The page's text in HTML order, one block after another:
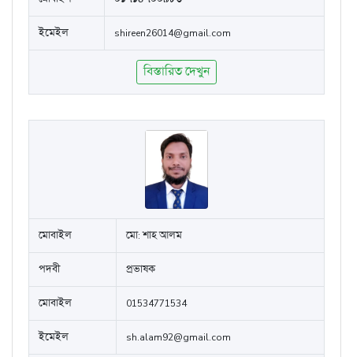
ইমেইল shireen26014@gmail.com
বিস্তারিত দেখুন
মোবাইল মো: শাহ আলম
পদবী প্রভাষক
মোবাইল 01534771534
ইমেইল sh.alam92@gmail.com